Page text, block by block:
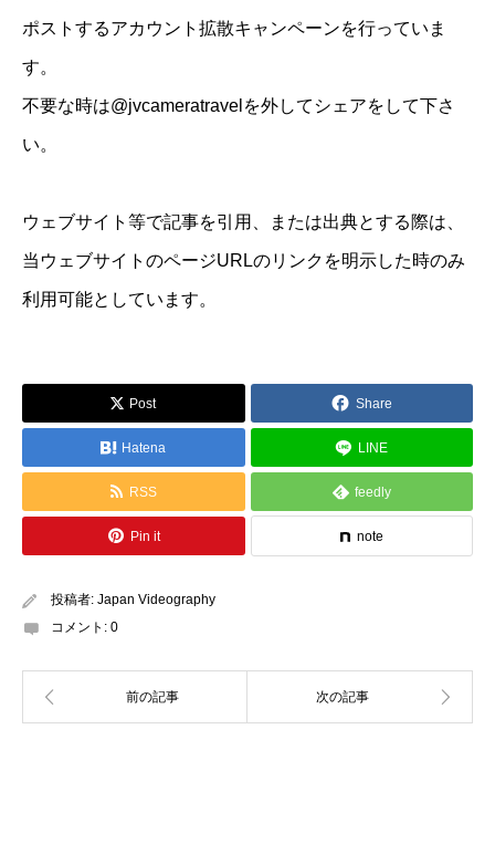
ポストするアカウント拡散キャンペーンを行っていま
す。
不要な時は@jvcameratravelを外してシェアをして下さ
い。
ウェブサイト等で記事を引用、または出典とする際は、
当ウェブサイトのページURLのリンクを明示した時のみ
利用可能としています。
Post Share
Hatena LINE
RSS feedly
Pin it note
投稿者: Japan Videography
コメント: 0